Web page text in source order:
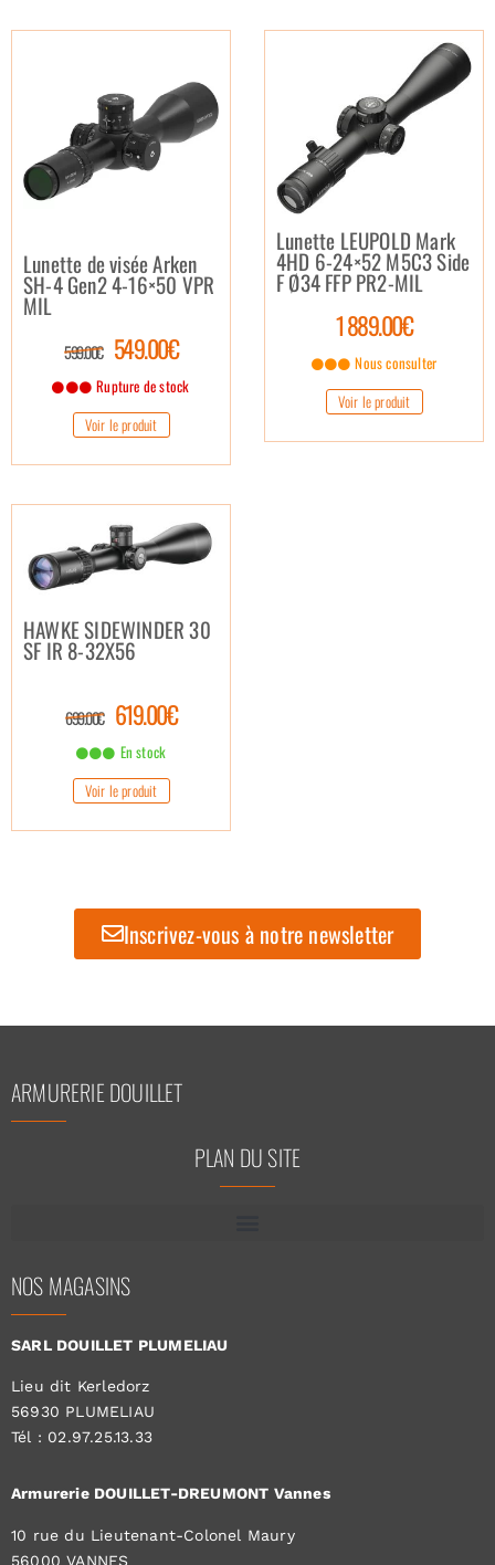
Lunette de visée Arken
SH-4 Gen2 4-16×50 VPR
MIL
599.00€ 549.00€
Rupture de stock
Voir le produit
Lunette LEUPOLD Mark
4HD 6-24×52 M5C3 Side
F Ø34 FFP PR2-MIL
1 889.00€
Nous consulter
Voir le produit
HAWKE SIDEWINDER 30
SF IR 8-32X56
699.00€ 619.00€
En stock
Voir le produit
Inscrivez-vous à notre newsletter
ARMURERIE DOUILLET
PLAN DU SITE
NOS MAGASINS
SARL DOUILLET PLUMELIAU
Lieu dit Kerledorz
56930 PLUMELIAU
Tél : 02.97.25.13.33
Armurerie DOUILLET-DREUMONT Vannes
10 rue du Lieutenant-Colonel Maury
56000 VANNES